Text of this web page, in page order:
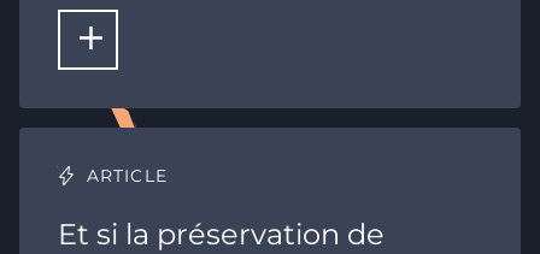
LIRE LA SUITE
ARTICLE
Et si la préservation de